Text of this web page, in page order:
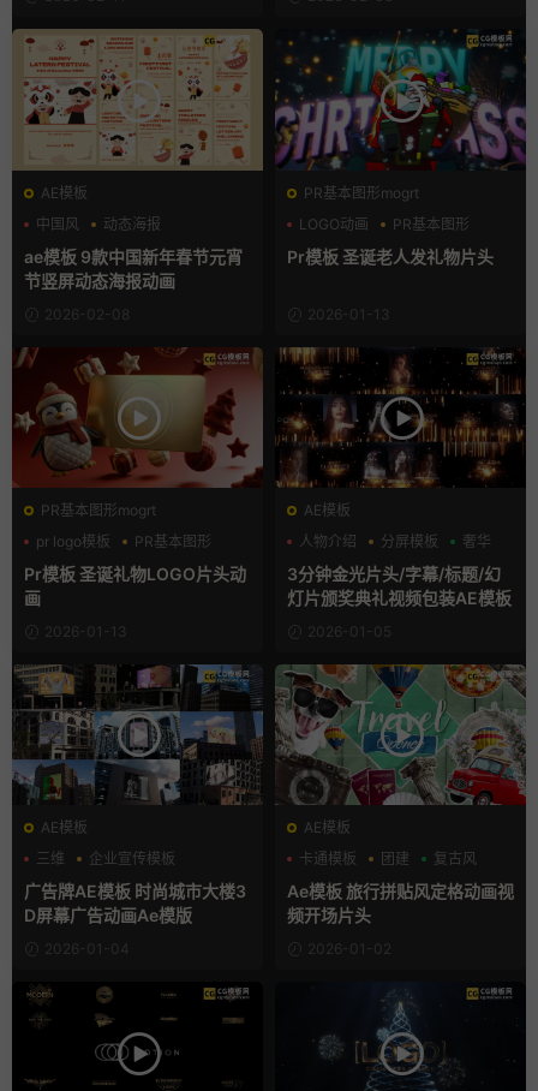
AE模板
中国风
动态海报
新年素材
ae模板 9款中国新年春节元宵
节竖屏动态海报动画
2026-02-08
PR基本图形mogrt
LOGO动画
PR基本图形
卡通形象
Pr模板 圣诞老人发礼物片头
2026-01-13
PR基本图形mogrt
pr logo模板
PR基本图形
三维
Pr模板 圣诞礼物LOGO片头动
画
2026-01-13
AE模板
人物介绍
分屏模板 奢华
3分钟金光片头/字幕/标题/幻
灯片颁奖典礼视频包装AE模板
2026-01-05
AE模板
三维
企业宣传模板
动态海报
广告牌AE模板 时尚城市大楼3
D屏幕广告动画Ae模版
2026-01-04
AE模板
卡通模板
团建 复古风
Ae模板 旅行拼贴风定格动画视
频开场片头
2026-01-02